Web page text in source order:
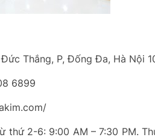
Thắng, P, Đống Đa, Hà Nội
6899
thứ 2-6: 9:00 AM – 7:30 PM.